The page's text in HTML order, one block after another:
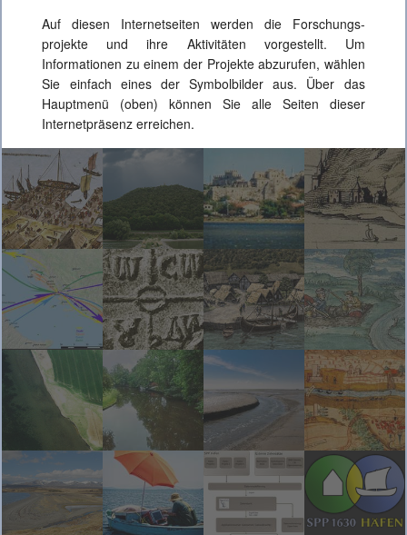
Auf diesen Internet­seiten werden die Forschungs­
projekte und ihre Aktivitäten vorgestellt. Um
Informationen zu einem der Projekte abzurufen, wählen
Sie einfach eines der Symbol­bilder aus. Über das
Hauptmenü (oben) können Sie alle Seiten dieser
Internet­präsenz erreichen.